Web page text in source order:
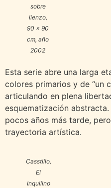
sobre
lienzo,
90 x 90
cm, año
2002
Esta serie abre una larga
colores primarios y de “un
articulando en plena
esquematización
pocos años más tarde,
trayectoria artística.
Casstillo,
El
Inquilino